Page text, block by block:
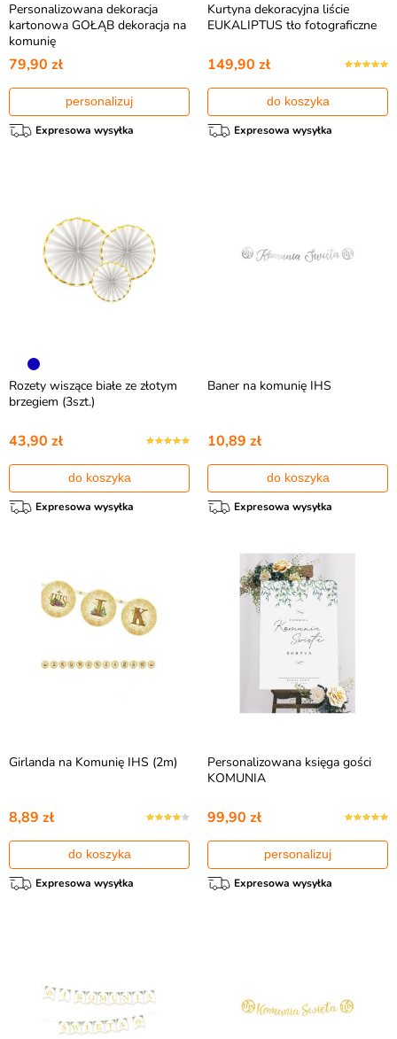
Personalizowana dekoracja
kartonowa GOŁĄB dekoracja na
komunię
79,90 zł
personalizuj
Expresowa wysyłka
Kurtyna dekoracyjna liście
EUKALIPTUS tło fotograficzne
149,90 zł
do koszyka
Expresowa wysyłka
Rozety wiszące białe ze złotym
brzegiem (3szt.)
43,90 zł
do koszyka
Expresowa wysyłka
Baner na komunię IHS
10,89 zł
do koszyka
Expresowa wysyłka
Girlanda na Komunię IHS (2m)
8,89 zł
do koszyka
Expresowa wysyłka
Personalizowana księga gości
KOMUNIA
99,90 zł
personalizuj
Expresowa wysyłka